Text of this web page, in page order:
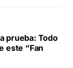
prueba: Todo
este “Fan